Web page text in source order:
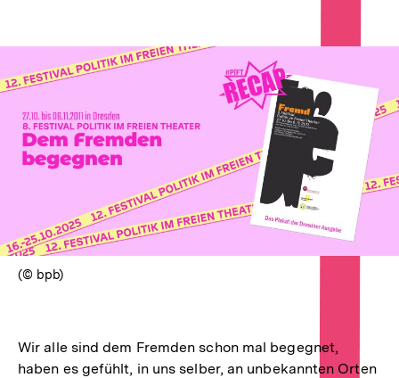
(© bpb)
Wir alle sind dem Fremden schon mal begegnet,
haben es gefühlt, in uns selber, an unbekannten Orten